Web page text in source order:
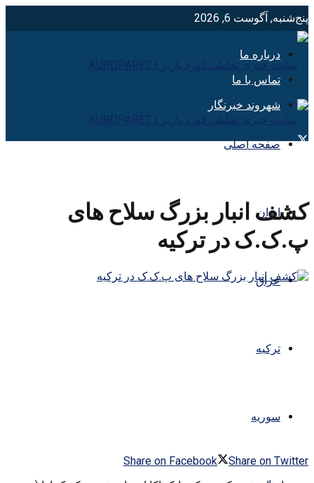
پنج‌شنبه, آگوست 6, 2026
درباره ما
تماس با ما
شهروند خبرنگار
صفحه اصلی
ایران
عراق
ترکیه
سوریه
کشف انبار بزرگ سلاح های
پ.ک.ک در ترکیه
Share on Facebook
Share on Twitter